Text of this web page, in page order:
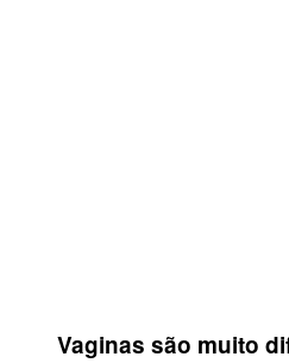
Vaginas são muito